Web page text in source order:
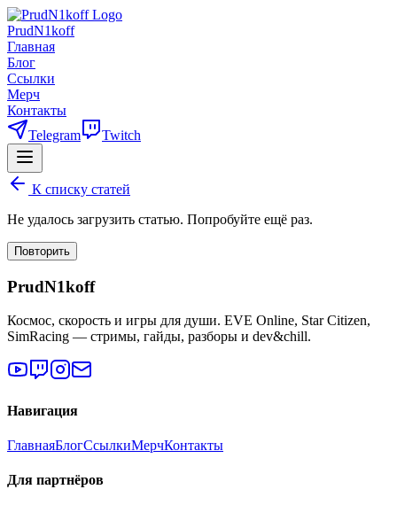
PrudN1koff
Главная
Блог
Ссылки
Мерч
Контакты
Telegram
Twitch
К списку статей
Не удалось загрузить статью. Попробуйте ещё раз.
Повторить
PrudN1koff
Космос, скорость и игры для души. EVE Online, Star Citizen,
SimRacing — стримы, гайды, разборы и dev&chill.
Навигация
ГлавнаяБлогСсылкиМерчКонтакты
Для партнёров